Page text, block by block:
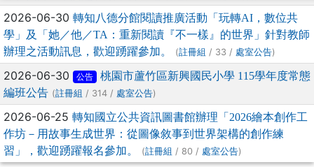
2026-06-30 轉知八德分館閱讀推廣活動「玩轉AI，數位共
學」及「她／他／TA：重新閱讀『不一樣』的世界」針對教師
辦理之活動訊息，歡迎踴躍參加。
(註冊組 / 33 / 處室公告)
2026-06-30 公告
桃園市蘆竹區新興國民小學 115學年度常態
編班公告 (註冊組 / 314 / 處室公告)
2026-06-25 轉知國立公共資訊圖書館辦理「2026繪本創作工
作坊－用故事生成世界：從圖像敘事到世界架構的創作練
習」，歡迎踴躍報名參加。
(註冊組 / 80 / 處室公告)